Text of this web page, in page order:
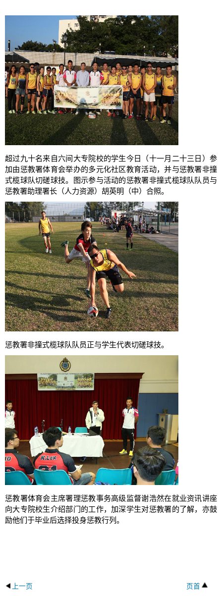
超过九十名来自六间大专院校的学生今日（十一月二十三日）参
加由惩教署体育会举办的多元化社区教育活动，并与惩教署非撞
式榄球队切磋球技。图示参与活动的惩教署非撞式榄球队队员与
惩教署助理署长（人力资源）胡英明（中）合照。
惩教署非撞式榄球队队员正与学生代表切磋球技。
惩教署体育会主席署理惩教事务高级监督谢浩然在就业资讯讲座
向大专院校生介绍部门的工作，加深学生对惩教署的了解，亦鼓
励他们于毕业后选择投身惩教行列。
上一页 页首